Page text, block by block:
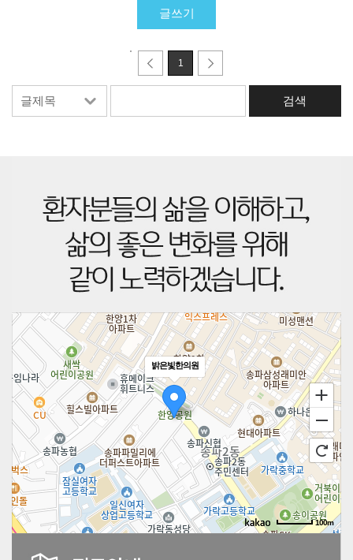
글쓰기
1
밝은빛한의원
100m